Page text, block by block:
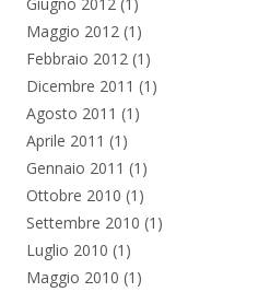
Maggio 2012 (1)
Febbraio 2012 (1)
Dicembre 2011 (1)
Agosto 2011 (1)
Aprile 2011 (1)
Gennaio 2011 (1)
Ottobre 2010 (1)
Settembre 2010 (1)
Luglio 2010 (1)
Maggio 2010 (1)